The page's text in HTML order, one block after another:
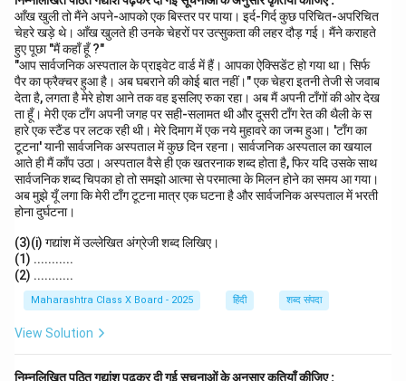
आँख खुली तो मैंने अपने-आपको एक बिस्तर पर पाया। इर्द-गिर्द कुछ परिचित-अपरिचित
चेहरे खड़े थे। आँख खुलते ही उनके चेहरों पर उत्सुकता की लहर दौड़ गई। मैंने कराहते
हुए पूछा "मैं कहाँ हूँ ?"
"आप सार्वजनिक अस्पताल के प्राइवेट वार्ड में हैं। आपका ऐक्सिडेंट हो गया था। सिर्फ
पैर का फ्रैक्चर हुआ है। अब घबराने की कोई बात नहीं।" एक चेहरा इतनी तेजी से जवाब
देता है, लगता है मेरे होश आने तक वह इसलिए रुका रहा। अब मैं अपनी टाँगों की ओर देख
ता हूँ। मेरी एक टाँग अपनी जगह पर सही-सलामत थी और दूसरी टाँग रेत की थैली के स
हारे एक स्टैंड पर लटक रही थी। मेरे दिमाग में एक नये मुहावरे का जन्म हुआ। 'टाँग का
टूटना' यानी सार्वजनिक अस्पताल में कुछ दिन रहना। सार्वजनिक अस्पताल का खयाल
आते ही मैं काँप उठा। अस्पताल वैसे ही एक खतरनाक शब्द होता है, फिर यदि उसके साथ
सार्वजनिक शब्द चिपका हो तो समझो आत्मा से परमात्मा के मिलन होने का समय आ गया।
अब मुझे यूँ लगा कि मेरी टाँग टूटना मात्र एक घटना है और सार्वजनिक अस्पताल में भरती
होना दुर्घटना।
(3)(i) गद्यांश में उल्लेखित अंग्रेजी शब्द लिखिए।
(1) ...........
(2) ...........
Maharashtra Class X Board - 2025 हिंदी शब्द संपदा
View Solution
निम्नलिखित पठित गद्यांश पढ़कर दी गई सूचनाओं के अनुसार कृतियाँ कीजिए :